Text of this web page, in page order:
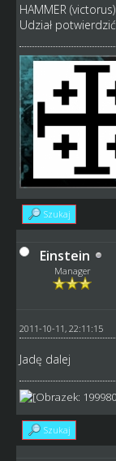
HAMMER (victorus)
Udział potwierdzić.
Szukaj
Einstein
Manager
2011-10-11, 22:11:15
Jadę dalej
Szukaj